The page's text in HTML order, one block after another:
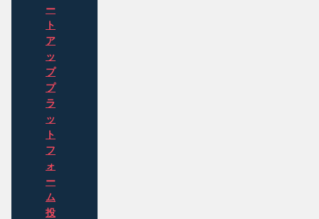
ー
ト
ア
ッ
プ
プ
ラ
ッ
ト
フ
ォ
ー
ム
投